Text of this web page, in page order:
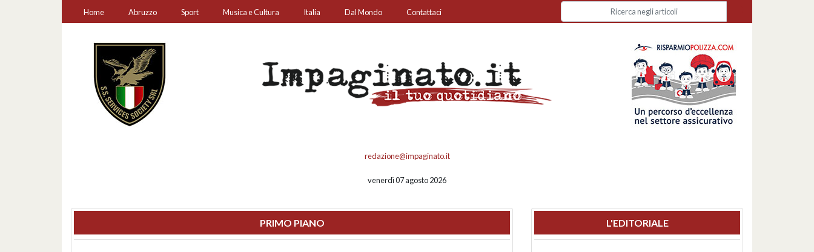
Home Abruzzo Sport Musica e Cultura Italia Dal Mondo Contattaci
redazione@impaginato.it
venerdì 07 agosto 2026
PRIMO PIANO L'EDITORIALE